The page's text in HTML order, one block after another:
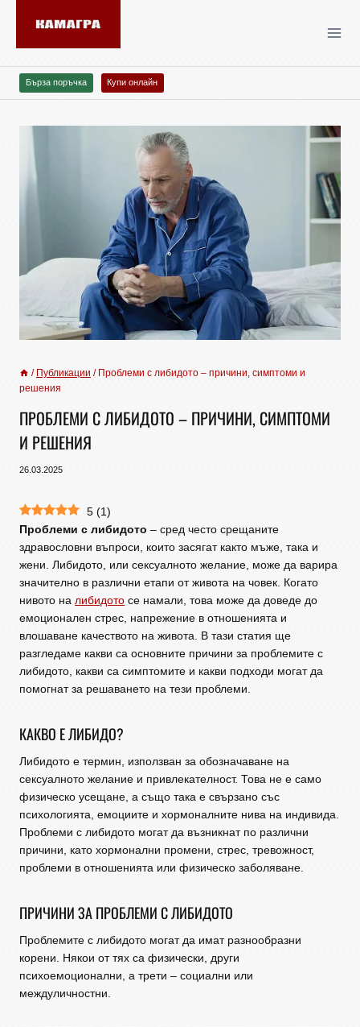
Бърза поръчка Купи онлайн
/ Публикации / Проблеми с либидото – причини, симптоми и
решения
ПРОБЛЕМИ С ЛИБИДОТО – ПРИЧИНИ, СИМПТОМИ
И РЕШЕНИЯ
26.03.2025
5 (1)
Проблеми с либидото – сред често срещаните
здравословни въпроси, които засягат както мъже, така и
жени. Либидото, или сексуалното желание, може да варира
значително в различни етапи от живота на човек. Когато
нивото на либидото се намали, това може да доведе до
емоционален стрес, напрежение в отношенията и
влошаване качеството на живота. В тази статия ще
разгледаме какви са основните причини за проблемите с
либидото, какви са симптомите и какви подходи могат да
помогнат за решаването на тези проблеми.
КАКВО Е ЛИБИДО?
Либидото е термин, използван за обозначаване на
сексуалното желание и привлекателност. Това не е само
физическо усещане, а също така е свързано със
психологията, емоциите и хормоналните нива на индивида.
Проблеми с либидото могат да възникнат по различни
причини, като хормонални промени, стрес, тревожност,
проблеми в отношенията или физическо заболяване.
ПРИЧИНИ ЗА ПРОБЛЕМИ С ЛИБИДОТО
Проблемите с либидото могат да имат разнообразни
корени. Някои от тях са физически, други
психоемоционални, а трети – социални или
междуличностни.